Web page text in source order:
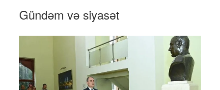
Gündəm və siyasət